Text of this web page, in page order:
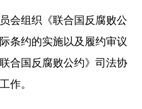
组织《联合国反腐败公
条约的实施以及履约审议
合国反腐败公约》司法协
作。